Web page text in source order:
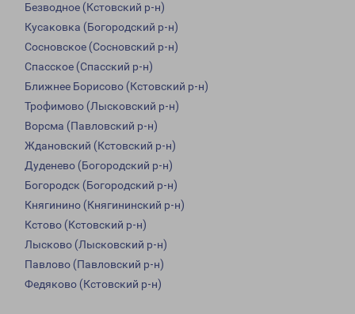
Безводное (Кстовский р-н)
Кусаковка (Богородский р-н)
Сосновское (Сосновский р-н)
Спасское (Спасский р-н)
Ближнее Борисово (Кстовский р-н)
Трофимово (Лысковский р-н)
Ворсма (Павловский р-н)
Ждановский (Кстовский р-н)
Дуденево (Богородский р-н)
Богородск (Богородский р-н)
Княгинино (Княгининский р-н)
Кстово (Кстовский р-н)
Лысково (Лысковский р-н)
Павлово (Павловский р-н)
Федяково (Кстовский р-н)